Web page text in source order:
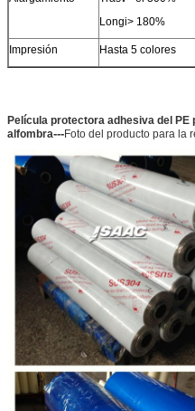
Longi> 180%
Impresión Hasta 5 colores
Película protectora adhesiva del
alfombra---Foto del producto para la